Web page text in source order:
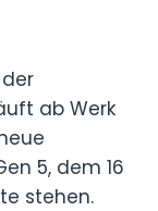
ab Werk
5, dem 16
stehen.